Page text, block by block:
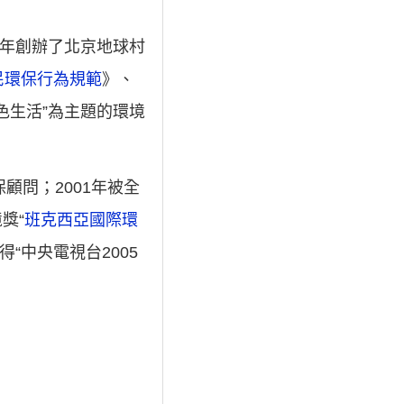
創辦了北京地球村
環保行為規範》、
生活”為主題的環境
顧問；2001年被全
“班克西亞國際環
“中央電視台2005